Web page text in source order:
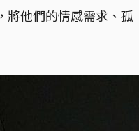
將他們的情感需求、孤